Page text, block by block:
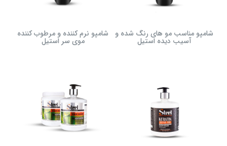
شامپو مناسب مو های رنگ شده و
آسیب دیده استیل
شامپو نرم کننده و مرطوب کننده
موی سر استیل